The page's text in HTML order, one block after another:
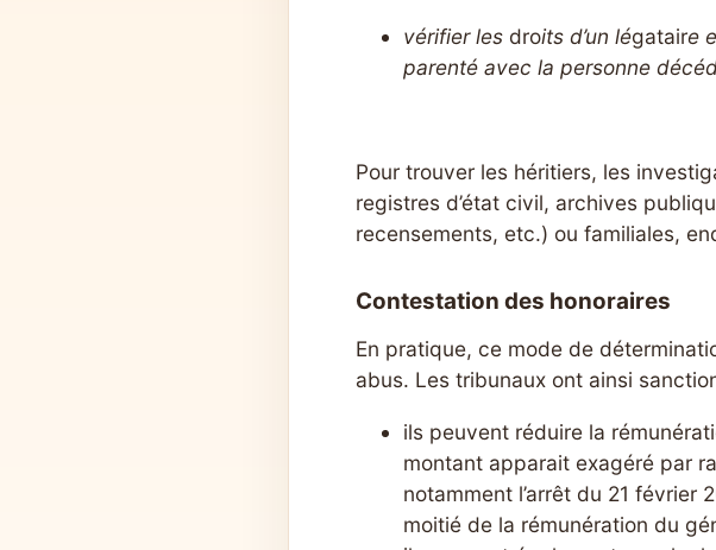
vérifier les droits d’un légataire
parenté avec la personne
Pour trouver les héritiers, les
registres d’état civil, archives
recensements, etc.) ou familiales,
Contestation des honoraires
En pratique, ce mode de
abus. Les tribunaux ont ainsi
ils peuvent réduire la
montant apparait exagéré par
notamment l’arrêt du 21
moitié de la rémunération du